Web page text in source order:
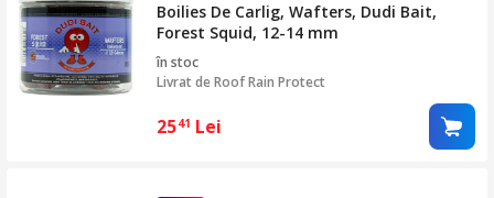
Boilies De Carlig, Wafters, Dudi Bait,
Forest Squid, 12-14 mm
în stoc
Livrat deRoof Rain Protect
2541 Lei